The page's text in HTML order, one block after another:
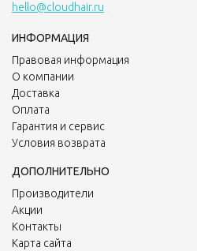
hello@cloudhair.ru
ИНФОРМАЦИЯ
Правовая информация
О компании
Доставка
Оплата
Гарантия и сервис
Условия возврата
ДОПОЛНИТЕЛЬНО
Производители
Акции
Контакты
Карта сайта